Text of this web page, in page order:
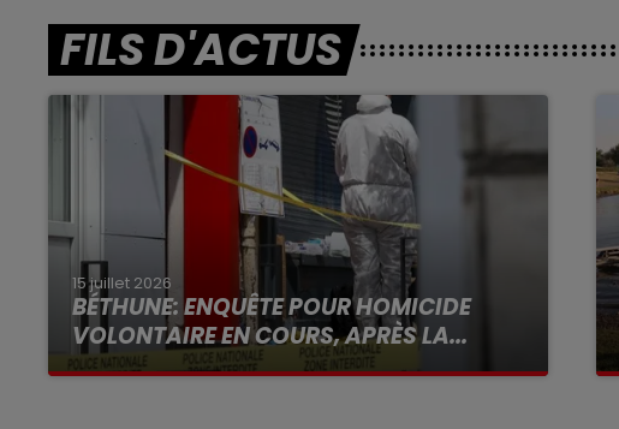
FILS D'ACTUS
15 juillet 2026
BÉTHUNE: ENQUÊTE POUR HOMICIDE
VOLONTAIRE EN COURS, APRÈS LA...
Selon les premiers éléments, le logement